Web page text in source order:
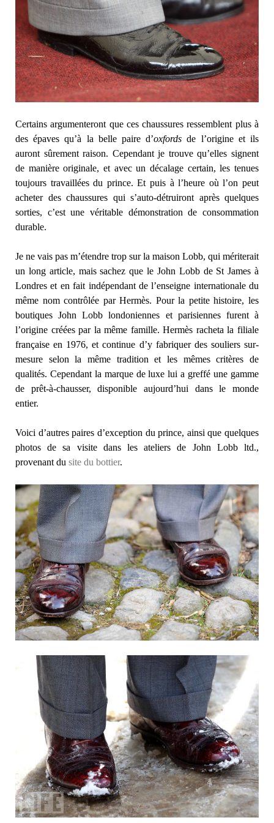
Certains argumenteront que ces chaussures ressemblent plus à
des épaves qu’à la belle paire d’oxfords de l’origine et ils
auront sûrement raison. Cependant je trouve qu’elles signent
de manière originale, et avec un décalage certain, les tenues
toujours travaillées du prince. Et puis à l’heure où l’on peut
acheter des chaussures qui s’auto-détruiront après quelques
sorties, c’est une véritable démonstration de consommation
durable.
Je ne vais pas m’étendre trop sur la maison Lobb, qui mériterait
un long article, mais sachez que le John Lobb de St James à
Londres et en fait indépendant de l’enseigne internationale du
même nom contrôlée par Hermès. Pour la petite histoire, les
boutiques John Lobb londoniennes et parisiennes furent à
l’origine créées par la même famille. Hermès racheta la filiale
française en 1976, et continue d’y fabriquer des souliers sur-
mesure selon la même tradition et les mêmes critères de
qualités. Cependant la marque de luxe lui a greffé une gamme
de prêt-à-chausser, disponible aujourd’hui dans le monde
entier.
Voici d’autres paires d’exception du prince, ainsi que quelques
photos de sa visite dans les ateliers de John Lobb ltd.,
provenant du site du bottier.